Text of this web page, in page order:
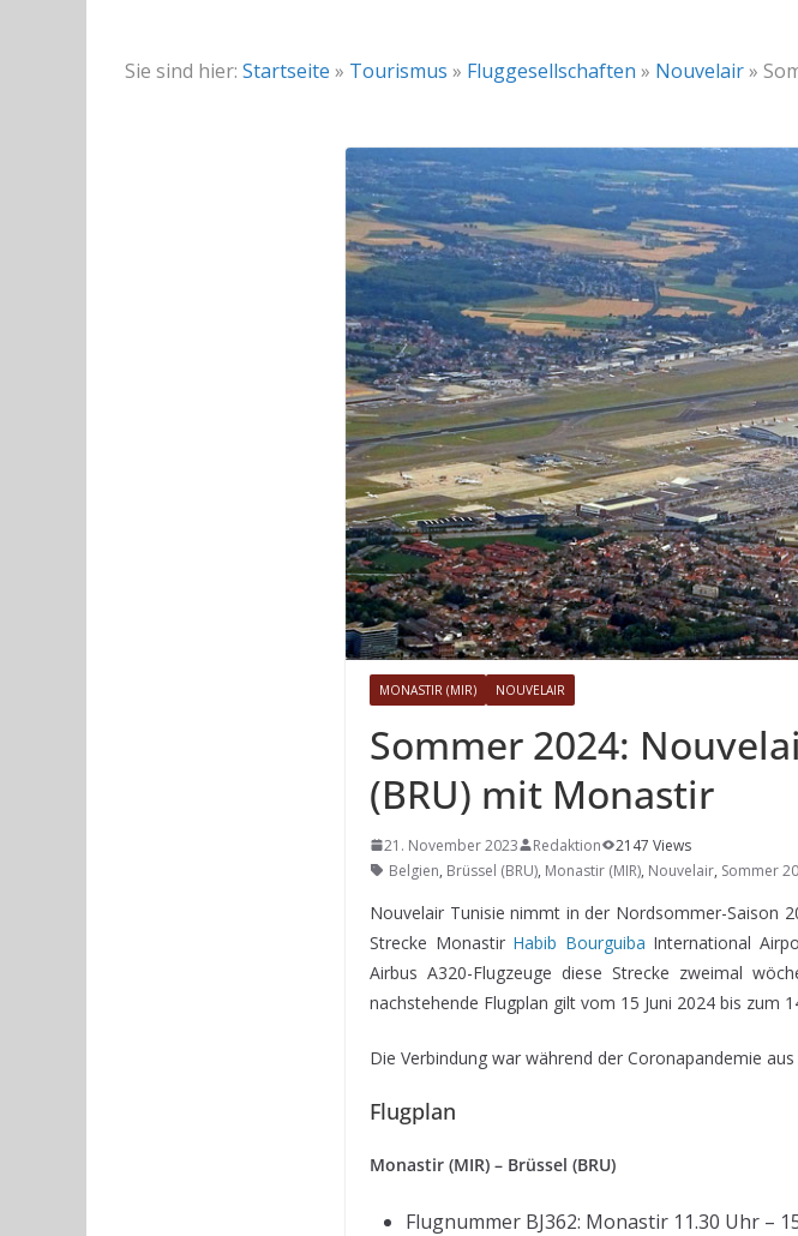
Sie sind hier: Startseite » Tourismus » Fluggesellschaften » Nouvelair»
MONASTIR (MIR) NOUVELAIR
Sommer 2024:
(BRU) mit Monastir
21. November 2023 Redaktion
2147 Views
Belgien, Brüssel (BRU), Monastir (MIR), Nouvelair, Sommer
Nouvelair Tunisie nimmt in der Nordsommer-Saison
Strecke Monastir Habib Bourguiba International
Airbus A320-Flugzeuge diese Strecke zweimal
nachstehende Flugplan gilt vom 15 Juni 2024 bis zum
Die Verbindung war während der Coronapandemie
Flugplan
Monastir (MIR) – Brüssel (BRU)
Flugnummer BJ362: Monastir 11.30 Uhr –